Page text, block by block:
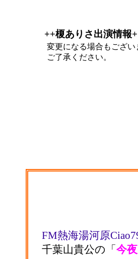
++榎ありさ出演情報
変更になる場合もござい
ご了承ください。
FM熱海湯河原
千葉山貴公の「 今